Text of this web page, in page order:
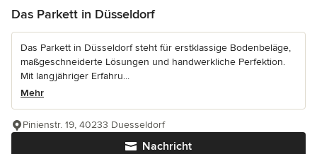
Das Parkett in Düsseldorf
Das Parkett in Düsseldorf steht für erstklassige Bodenbeläge,
maßgeschneiderte Lösungen und handwerkliche Perfektion.
Mit langjähriger Erfahru...
Mehr
Nachricht
Pinienstr. 19, 40233 Duesseldorf